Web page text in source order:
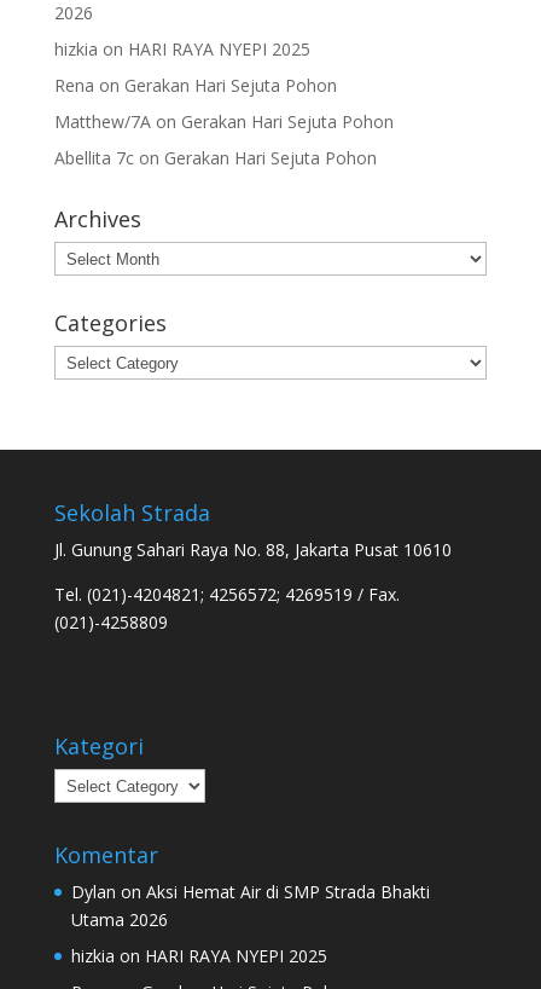
2026
hizkia on HARI RAYA NYEPI 2025
Rena on Gerakan Hari Sejuta Pohon
Matthew/7Aon Gerakan Hari Sejuta Pohon
Abellita 7con Gerakan Hari Sejuta Pohon
Archives
Archives
Categories
Categories
Sekolah Strada
Jl. Gunung Sahari Raya No. 88, Jakarta Pusat 10610
Tel. (021)-4204821; 4256572; 4269519 / Fax.
(021)-4258809
Kategori
Kategori
Komentar
Dylan on Aksi Hemat Air di SMP Strada Bhakti
Utama 2026
hizkia on HARI RAYA NYEPI 2025